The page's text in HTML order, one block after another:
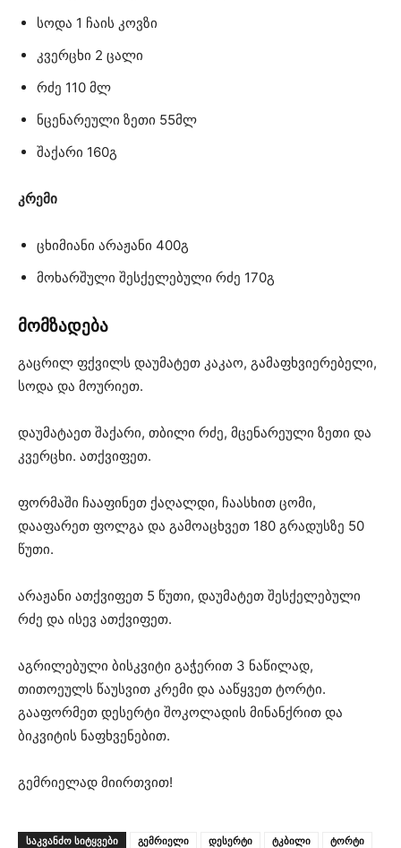
სოდა 1 ჩაის კოვზი
კვერცხი 2 ცალი
რძე 110 მლ
ნცენარეული ზეთი 55მლ
შაქარი 160გ
კრემი
ცხიმიანი არაჟანი 400გ
მოხარშული შესქელებული რძე 170გ
მომზადება
გაცრილ ფქვილს დაუმატეთ კაკაო, გამაფხვიერებელი,
სოდა და მოურიეთ.
დაუმატაეთ შაქარი, თბილი რძე, მცენარეული ზეთი და
კვერცხი. ათქვიფეთ.
ფორმაში ჩააფინეთ ქაღალდი, ჩაასხით ცომი,
დააფარეთ ფოლგა და გამოაცხვეთ 180 გრადუსზე 50
წუთი.
არაჟანი ათქვიფეთ 5 წუთი, დაუმატეთ შესქელებული
რძე და ისევ ათქვიფეთ.
აგრილებული ბისკვიტი გაჭერით 3 ნაწილად,
თითოეულს წაუსვით კრემი და ააწყვეთ ტორტი.
გააფორმეთ დესერტი შოკოლადის მინანქრით და
ბიკვიტის ნაფხვენებით.
გემრიელად მიირთვით!
ᲡᲐᲙᲕᲐᲜᲫᲝ ᲡᲘᲢᲧᲕᲔᲑᲘ გემრიელი დესერტი ტკბილი ტორტი